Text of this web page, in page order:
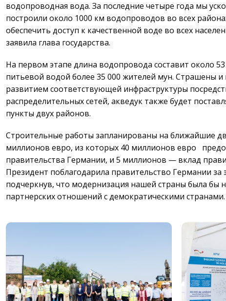
водопроводная вода. За последние четыре года мы
построили около 1000 км водопроводов во всех
обеспечить доступ к качественной воде во всех
заявила глава государства.
На первом этапе длина водопровода составит около
питьевой водой более 35 000 жителей мун. Страшены
развитием соответствующей инфраструктуры
распределительных сетей, акведук также будет
пункты двух районов.
Строительные работы запланированы на ближайшие
миллионов евро, из которых 40 миллионов евро
правительства Германии, и 5 миллионов — вклад
Президент поблагодарила правительство Германии
подчеркнув, что модернизация нашей страны была бы
партнерских отношений с демократическими странами.